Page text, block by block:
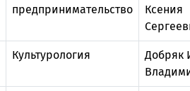
предпринимательство
Ксения
Культурология
Добряк